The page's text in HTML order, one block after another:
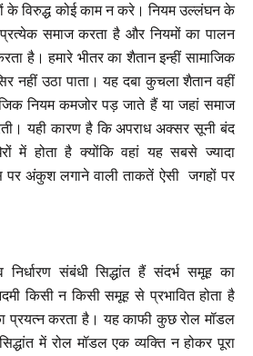
के विरुद्ध कोई काम न करे। नियम उल्लंघन के
समाज करता है और नियमों का पालन
है। हमारे भीतर का शैतान इन्हीं सामाजिक
नहीं उठा पाता। यह दबा कुचला शैतान वहीं
नियम कमजोर पड़ जाते हैं या जहां समाज
यही कारण है कि अपराध अक्सर सूनी बंद
में होता है क्योंकि वहां यह सबसे ज्यादा
पर अंकुश लगाने वाली ताकतें ऐसी जगहों पर
निर्धारण संबंधी सिद्धांत हैं संदर्भ समूह का
किसी न किसी समूह से प्रभावित होता है
करता है। यह काफी कुछ रोल मॉडल
में रोल मॉडल एक व्यक्ति न होकर पूरा